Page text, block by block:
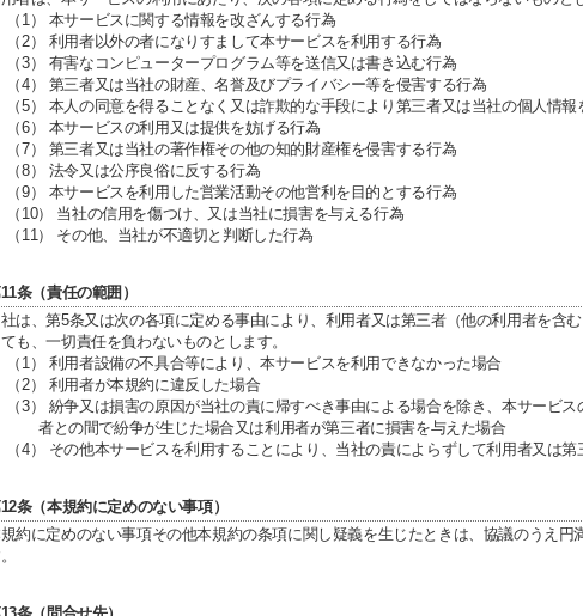
（1） 本サービスに関する情報を改ざんする行為
（2） 利用者以外の者になりすまして本サービスを利用する行為
（3） 有害なコンピュータープログラム等を送信又は書き込む行為
（4） 第三者又は当社の財産、名誉及びプライバシー等を侵害する行為
（5） 本人の同意を得ることなく又は詐欺的な手段により第三者又は当社の個人情
（6） 本サービスの利用又は提供を妨げる行為
（7） 第三者又は当社の著作権その他の知的財産権を侵害する行為
（8） 法令又は公序良俗に反する行為
（9） 本サービスを利用した営業活動その他営利を目的とする行為
（10） 当社の信用を傷つけ、又は当社に損害を与える行為
（11） その他、当社が不適切と判断した行為
条（責任の範囲）
は、第5条又は次の各項に定める事由により、利用者又は第三者（他の利用者を含
も、一切責任を負わないものとします。
（1） 利用者設備の不具合等により、本サービスを利用できなかった場合
（2） 利用者が本規約に違反した場合
（3） 紛争又は損害の原因が当社の責に帰すべき事由による場合を除き、本サービ
者との間で紛争が生じた場合又は利用者が第三者に損害を与えた場合
（4） その他本サービスを利用することにより、当社の責によらずして利用者又は
条（本規約に定めのない事項）
約に定めのない事項その他本規約の条項に関し疑義を生じたときは、協議のうえ円